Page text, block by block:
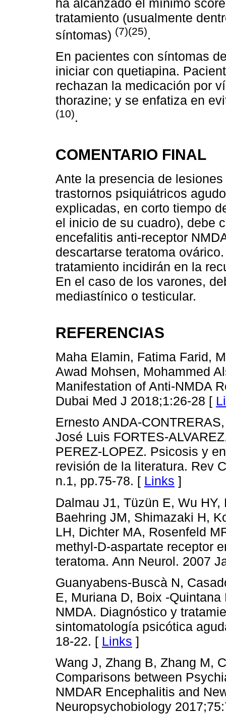
ha alcanzado el mínimo
tratamiento (usualmente
síntomas) (7)(25).
En pacientes con síntomas
iniciar con quetiapina.
rechazan la medicación por
thorazine; y se enfatiza en
(10).
COMENTARIO FINAL
Ante la presencia de
trastornos psiquiátricos
explicadas, en corto tiempo
el inicio de su cuadro), debe
encefalitis anti-receptor
descartarse teratoma
tratamiento incidirán en la
En el caso de los varones,
mediastínico o testicular.
REFERENCIAS
Maha Elamin, Fatima Farid,
Awad Mohsen, Mohammed
Manifestation of Anti-NMDA
Dubai Med J 2018;1:26-28 [
Ernesto ANDA-
José Luis FORTES-
PEREZ-LOPEZ. Psicosis y
revisión de la literatura. Rev
n.1, pp.75-78. [ Links ]
Dalmau J1, Tüzün E, Wu
Baehring JM, Shimazaki H,
LH, Dichter MA, Rosenfeld
methyl-D-aspartate receptor
teratoma. Ann Neurol. 2007
Guanyabens-Buscà N,
E, Muriana D, Boix -
NMDA. Diagnóstico y
sintomatología psicótica
18-22. [ Links ]
Wang J, Zhang B, Zhang M,
Comparisons between
NMDAR Encephalitis and
Neuropsychobiology